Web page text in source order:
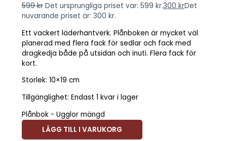
599kr Det ursprungliga priset var: 599 kr.300 krDet
nuvarande priset är: 300 kr.
Ett vackert läderhantverk. Plånboken är mycket väl
planerad med flera fack för sedlar och fack med
dragkedja både på utsidan och inuti. Flera fack för
kort.
Storlek: 10×19 cm
Tillgänglighet: Endast 1 kvar i lager
Plånbok - Ugglor mängd
LÄGG TILL I VARUKORG